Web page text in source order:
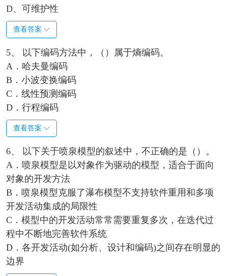
D、可维护性
查看答案
5、 以下编码方法中，（）属于熵编码。
A．哈夫曼编码
B．小波变换编码
C．线性预测编码
D．行程编码
查看答案
6、 以下关于喷泉模型的叙述中，不正确的是（）。
A．喷泉模型是以对象作为驱动的模型，适合于面向
对象的开发方法
B．喷泉模型克服了瀑布模型不支持软件重用和多项
开发活动集成的局限性
C．模型中的开发活动常常需要重复多次，在迭代过
程中不断地完善软件系统
D．各开发活动(如分析、设计和编码)之间存在明显的
边界